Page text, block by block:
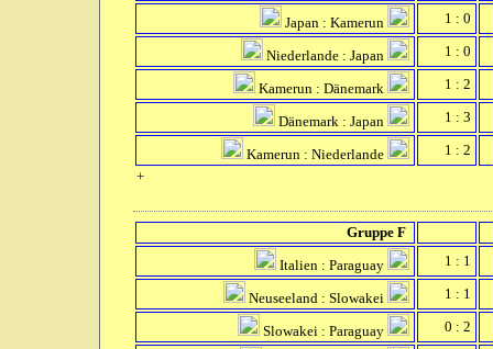
Japan : Kamerun 1 : 0
Niederlande : Japan 1 : 0
Kamerun : Dänemark 1 : 2
Dänemark : Japan 1 : 3
Kamerun : Niederlande
1 : 2
+
Gruppe F
Italien : Paraguay
1 : 1
Neuseeland : Slowakei 1 : 1
Slowakei : Paraguay 0 : 2